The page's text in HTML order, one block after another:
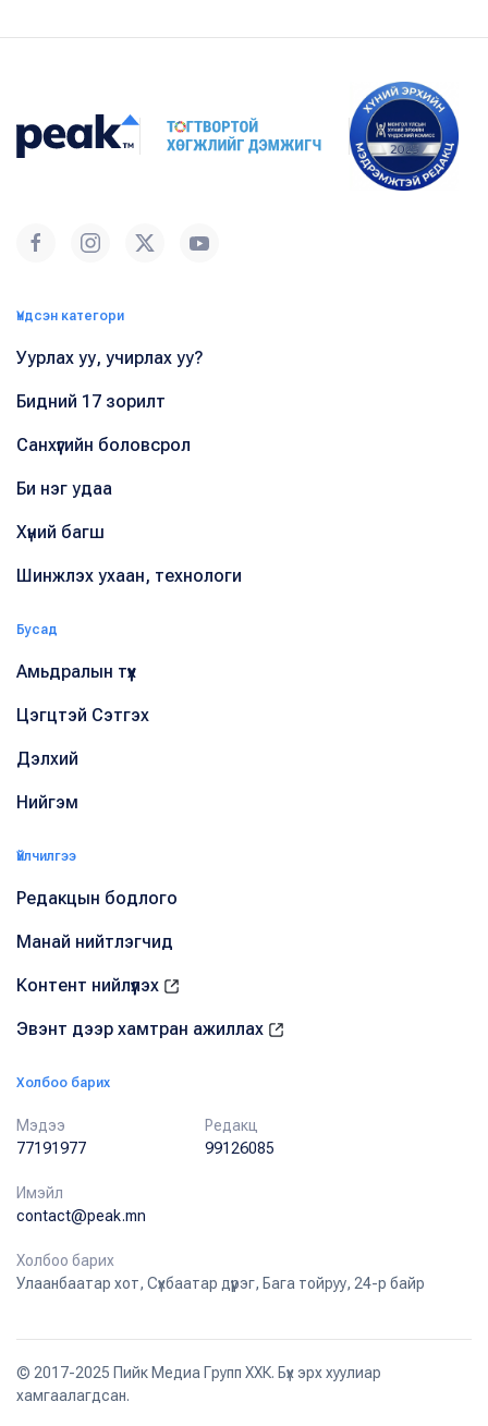
Үндсэн категори
Уурлах уу, учирлах уу?
Бидний 17 зорилт
Санхүүгийн боловсрол
Би нэг удаа
Хүний багш
Шинжлэх ухаан, технологи
Бусад
Амьдралын түүх
Цэгцтэй Сэтгэх
Дэлхий
Нийгэм
Үйлчилгээ
Редакцын бодлого
Манай нийтлэгчид
Контент нийлүүлэх
Эвэнт дээр хамтран ажиллах
Холбоо барих
Мэдээ
77191977
Редакц
99126085
Имэйл
contact@peak.mn
Холбоо барих
Улаанбаатар хот, Сүхбаатар дүүрэг, Бага тойруу, 24-р байр
© 2017-2025 Пийк Медиа Групп ХХК. Бүх эрх хуулиар
хамгаалагдсан.